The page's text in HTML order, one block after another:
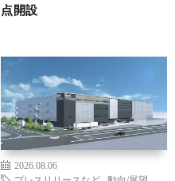
点開設
2026.08.06